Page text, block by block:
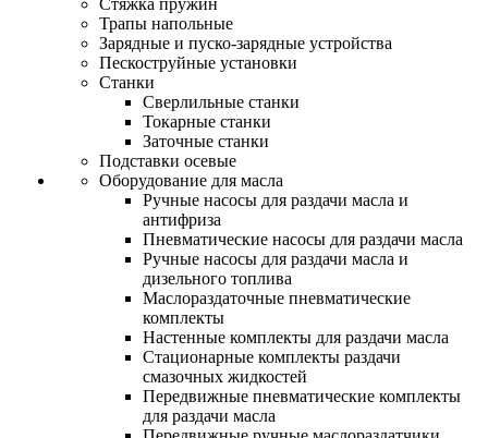
Стяжка пружин
Трапы напольные
Зарядные и пуско-зарядные устройства
Пескоструйные установки
Станки
Сверлильные станки
Токарные станки
Заточные станки
Подставки осевые
Оборудование для масла
Ручные насосы для раздачи масла и
антифриза
Пневматические насосы для раздачи масла
Ручные насосы для раздачи масла и
дизельного топлива
Маслораздаточные пневматические
комплекты
Настенные комплекты для раздачи масла
Стационарные комплекты раздачи
смазочных жидкостей
Передвижные пневматические комплекты
для раздачи масла